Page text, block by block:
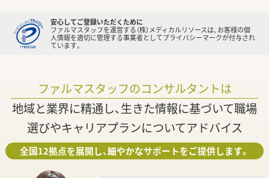
安心してご登録いただくために
ファルマスタッフを運営する（株）メディカルリソースは、お客様の個
人情報を適切に管理する事業者としてプライバシーマークが付与され
ています。
ファルマスタッフのコンサルタントは
地域と業界に精通し、生きた情報に基づいて職場
選びやキャリアプランについてアドバイス
全国12拠点を展開し、細やかなサポートをご提供します。